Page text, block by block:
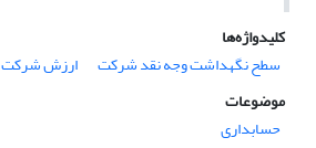
کلیدواژه‌ها
سطح نگهداشت وجه نقد شرکت
ارزش شرکت
موضوعات
حسابداری